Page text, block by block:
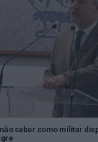
saber como militar